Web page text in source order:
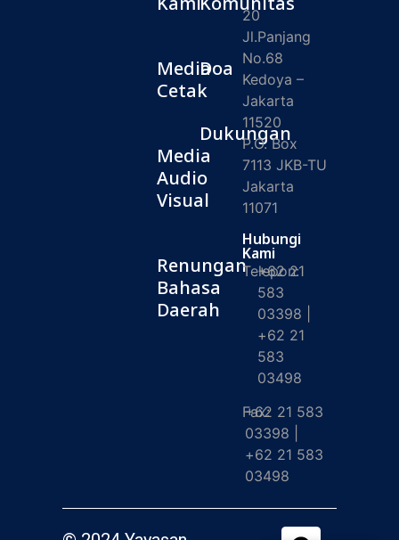
Media
Cetak
Media
Audio
Visual
Renungan
Bahasa
Daerah
Doa
Dukungan
20
Jl.Panjang
No.68
Kedoya –
Jakarta
11520
P.O. Box
7113 JKB-TU
Jakarta
11071
Hubungi
Kami
Telepon:
+62 21
583
03398 |
+62 21
583
03498
Fax:
+62 21 583
03398 |
+62 21 583
03498